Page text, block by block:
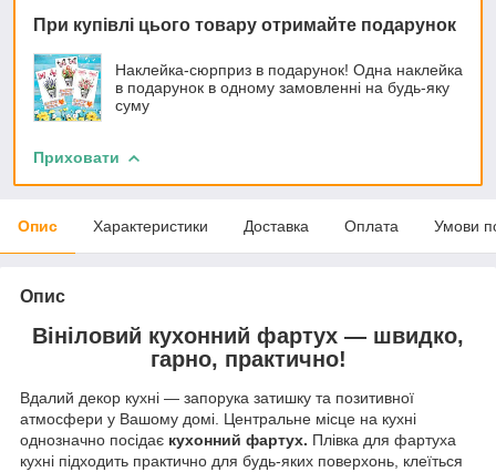
При купівлі цього товару отримайте подарунок
Наклейка-сюрприз в подарунок! Одна наклейка
в подарунок в одному замовленні на будь-яку
суму
Приховати
Опис Характеристики Доставка Оплата Умови
Опис
Вініловий кухонний фартух — швидко,
гарно, практично!
Вдалий декор кухні — запорука затишку та позитивної
атмосфери у Вашому домі. Центральне місце на кухні
однозначно посідає кухонний фартух. Плівка для фартуха
кухні підходить практично для будь-яких поверхонь, клеїться